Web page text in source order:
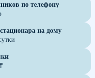
по телефону
на дому